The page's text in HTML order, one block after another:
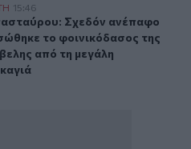
διασώθηκε το
15:46
Σχεδόν ανέπαφο
Σχεδόν ανέπαφο
το φοινικόδασος της
από τη μεγάλη